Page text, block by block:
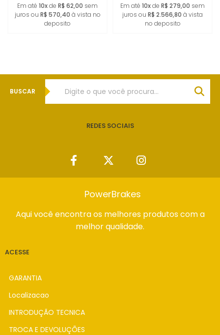
Em até 10xde R$ 62,00 sem
juros ou R$ 570,40 à vista no
deposito
Em até 10xde R$ 279,00 sem
juros ou R$ 2.566,80 à vista
no deposito
BUSCAR
REDES SOCIAIS
PowerBrakes
Aqui você encontra os melhores produtos com a
melhor qualidade.
ACESSE
GARANTIA
Localizacao
INTRODUÇÃO TECNICA
TROCA E DEVOLUÇÕES